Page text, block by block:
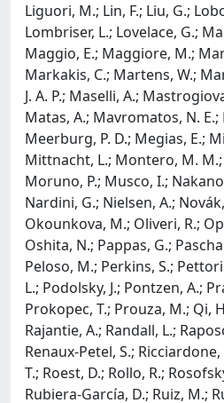
Liguori, M.; Lin, F.; Liu, G.;
Lombriser, L.; Lovelace, G.;
Maggio, E.; Maggiore, M.;
Markakis, C.; Martens, W.;
J. A. P.; Maselli, A.;
Matas, A.; Mavromatos, N. E.;
Meerburg, P. D.; Megias, E.;
Mittnacht, L.; Montero, M.
Moruno, P.; Musco, I.;
Nardini, G.; Nielsen, A.; Novák,
Okounkova, M.; Oliveri, R.;
Oshita, N.; Pappas, G.;
Peloso, M.; Perkins, S.;
L.; Podolsky, J.; Pontzen, A.;
Prokopec, T.; Prouza, M.; Qi,
Rajantie, A.; Randall, L.;
Renaux-Petel, S.;
T.; Roest, D.; Rollo, R.;
Rubiera-García, D.; Ruiz, M.;